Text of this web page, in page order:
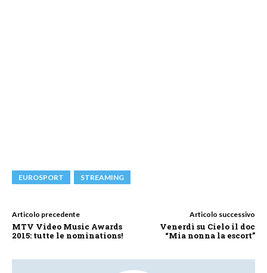
EUROSPORT STREAMING
Articolo precedente
MTV Video Music Awards
2015: tutte le nominations!
Articolo successivo
Venerdì su Cielo il doc
“Mia nonna la escort”